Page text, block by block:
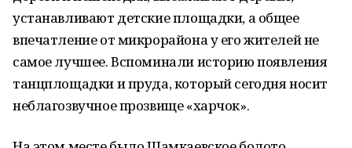
устанавливают детские площадки, а общее
впечатление от микрорайона у его жителей не
самое лучшее. Вспоминали историю появления
танцплощадки и пруда, который сегодня носит
неблагозвучное прозвище «харчок».